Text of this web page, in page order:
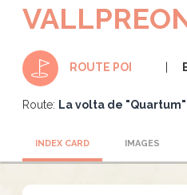
ROUTE POI
Route: La volta de "Quartum"
INDEX CARD IMAGES